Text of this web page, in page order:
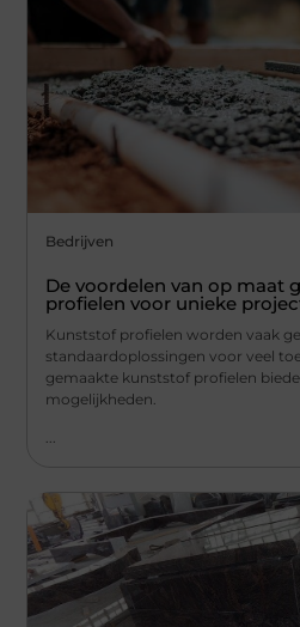
Bedrijven
De voordelen van op maat
profielen voor unieke
Kunststof profielen worden vaak
standaardoplossingen voor veel
gemaakte kunststof profielen
mogelijkheden.